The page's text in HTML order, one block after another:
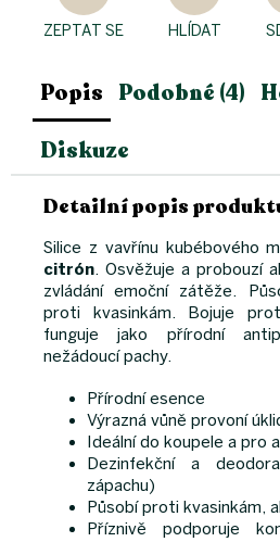
ZEPTAT SE HLÍDAT
Popis Podobné (4)
Diskuze
Detailní popis
Silice z vavřínu kubébového
citrón. Osvěžuje a probouzí
zvládání emoční zátěže.
proti kvasinkám. Bojuje
funguje jako přírodní
nežádoucí pachy.
Přírodní esence
Výrazná vůně provoní
Ideální do koupele a pro
Dezinfekční a
zápachu)
Působí proti kvasinkám,
Příznivě podporuje